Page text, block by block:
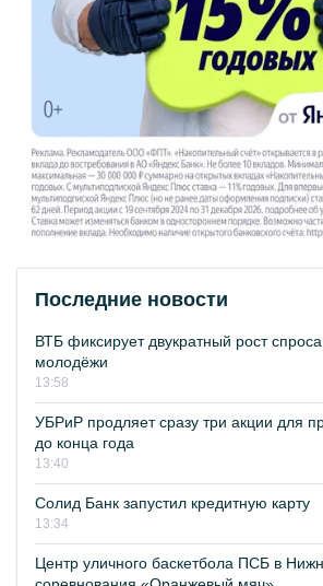
Последние новости
ВТБ фиксирует двукратный рост
молодёжи
13:58
УБРиР продляет сразу три акции для
до конца года
13:40
Солид Банк запустил кредитную карту
13:34
Центр уличного баскетбола ПСБ в